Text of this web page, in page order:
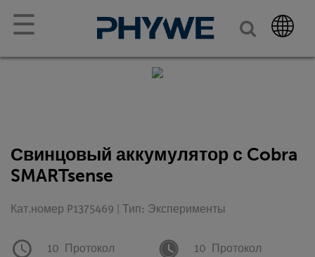
☰
Свинцовый аккумулятор с Cobra
SMARTsense
Кат.номер P1375469 | Тип: Эксперименты
10 Протокол 10 Протокол